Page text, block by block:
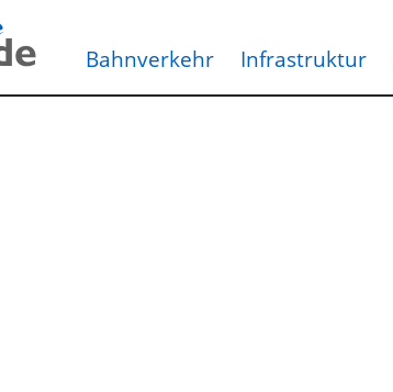
Bahnverkehr Infrastruktur